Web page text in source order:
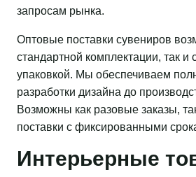
запросам рынка.
Оптовые поставки сувениров
стандартной комплектации, так и
упаковкой. Мы обеспечиваем
разработки дизайна до
Возможны как разовые заказы,
поставки с фиксированными
Интерьерные